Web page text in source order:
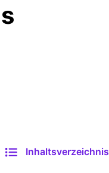
Inhaltsverzeichnis